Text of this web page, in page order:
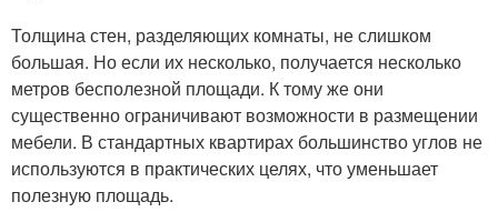
Толщина стен, разделяющих комнаты, не слишком
большая. Но если их несколько, получается несколько
метров бесполезной площади. К тому же они
существенно ограничивают возможности в размещении
мебели. В стандартных квартирах большинство углов не
используются в практических целях, что уменьшает
полезную площадь.